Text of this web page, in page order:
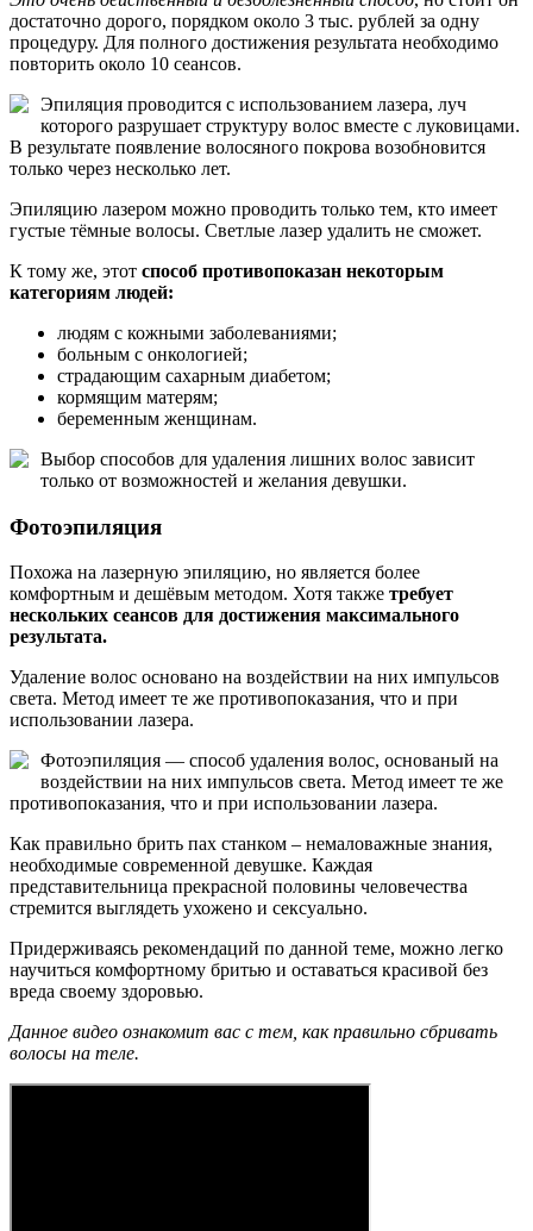
достаточно дорого, порядком около 3 тыс. рублей за одну
процедуру. Для полного достижения результата необходимо
повторить около 10 сеансов.
Эпиляция проводится с использованием лазера, луч
которого разрушает структуру волос вместе с луковицами.
В результате появление волосяного покрова возобновится
только через несколько лет.
Эпиляцию лазером можно проводить только тем, кто имеет
густые тёмные волосы. Светлые лазер удалить не сможет.
К тому же, этот способ противопоказан некоторым
категориям людей:
людям с кожными заболеваниями;
больным с онкологией;
страдающим сахарным диабетом;
кормящим матерям;
беременным женщинам.
Выбор способов для удаления лишних волос зависит
только от возможностей и желания девушки.
Фотоэпиляция
Похожа на лазерную эпиляцию, но является более
комфортным и дешёвым методом. Хотя также требует
нескольких сеансов для достижения максимального
результата.
Удаление волос основано на воздействии на них импульсов
света. Метод имеет те же противопоказания, что и при
использовании лазера.
Фотоэпиляция — способ удаления волос, основаный на
воздействии на них импульсов света. Метод имеет те же
противопоказания, что и при использовании лазера.
Как правильно брить пах станком – немаловажные знания,
необходимые современной девушке. Каждая
представительница прекрасной половины человечества
стремится выглядеть ухожено и сексуально.
Придерживаясь рекомендаций по данной теме, можно легко
научиться комфортному бритью и оставаться красивой без
вреда своему здоровью.
Данное видео ознакомит вас с тем, как правильно сбривать
волосы на теле.